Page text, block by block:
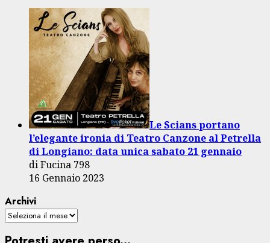
Le Scians portano
l’elegante ironia di Teatro Canzone al Petrella
di Longiano: data unica sabato 21 gennaio
di Fucina 798
16 Gennaio 2023
Archivi